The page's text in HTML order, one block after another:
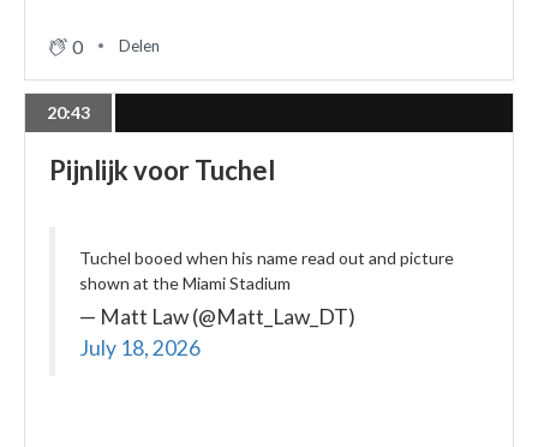
0 Delen
20:43
Pijnlijk voor Tuchel
Tuchel booed when his name read out and picture
shown at the Miami Stadium
— Matt Law (@Matt_Law_DT)
July 18, 2026